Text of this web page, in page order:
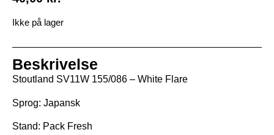
Ikke på lager
Beskrivelse
Stoutland SV11W 155/086 – White Flare
Sprog: Japansk
Stand: Pack Fresh